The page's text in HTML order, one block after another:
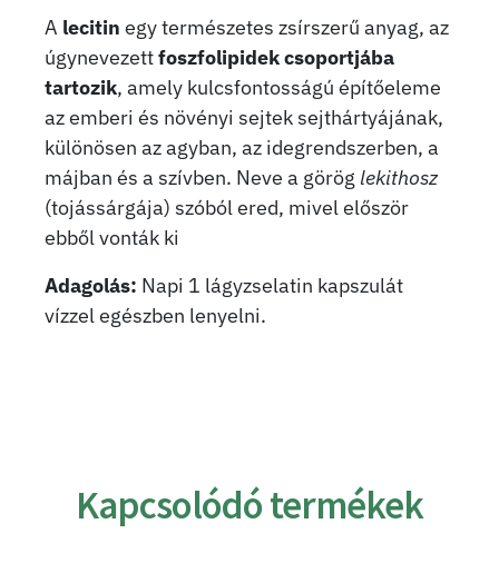
A lecitin egy természetes zsírszerű anyag, az
úgynevezettfoszfolipidek csoportjába
tartozik, amely kulcsfontosságú építőeleme
az emberi és növényi sejtek sejthártyájának,
különösen az agyban, az idegrendszerben, a
májban és a szívben. Neve a görög lekithosz
(tojássárgája) szóból ered, mivel először
ebből vonták ki
Adagolás: Napi 1 lágyzselatin kapszulát
vízzel egészben lenyelni.
Kapcsolódó termékek